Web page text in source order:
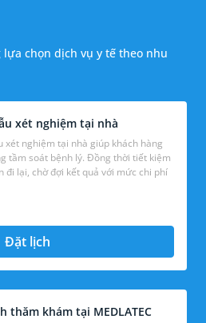
chọn dịch vụ y tế theo nhu
xét nghiệm tại nhà
xét nghiệm tại nhà giúp khách hàng
tầm soát bệnh lý. Đồng thời tiết kiệm
với mức chi phí
Đặt lịch
thăm khám tại MEDLATEC